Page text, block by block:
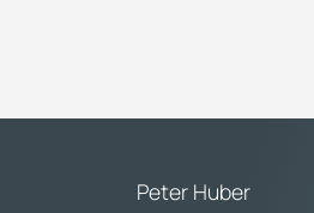
Peter Huber